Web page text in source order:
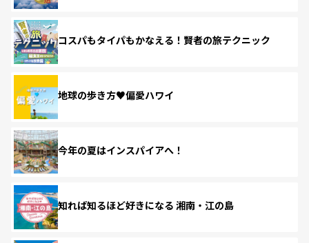
コスパもタイパもかなえる！賢者の旅テクニック
地球の歩き方♥偏愛ハワイ
今年の夏はインスパイアへ！
知れば知るほど好きになる 湘南・江の島